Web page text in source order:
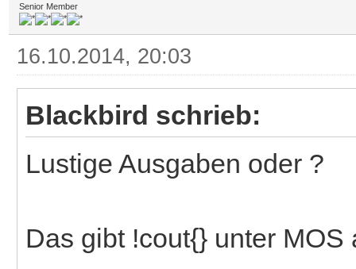
Senior Member
16.10.2014, 20:03
Blackbird schrieb:
Lustige Ausgaben oder ?
Das gibt !cout{} unter MOS